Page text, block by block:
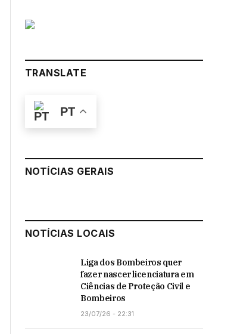
TRANSLATE
PT
NOTÍCIAS GERAIS
NOTÍCIAS LOCAIS
Liga dos Bombeiros quer
fazer nascer licenciatura em
Ciências de Proteção Civil e
Bombeiros
23/07/26 - 22:31